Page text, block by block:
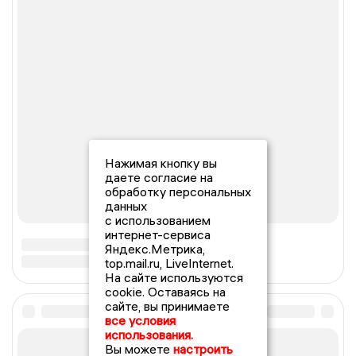
Нажимая кнопку вы
даете согласие на
обработку персональных
данных
с использованием
интернет-сервиса
Яндекс.Метрика,
top.mail.ru, LiveInternet.
На сайте используются
cookie. Оставаясь на
сайте, вы принимаете
все условия
использования.
Вы можете настроить